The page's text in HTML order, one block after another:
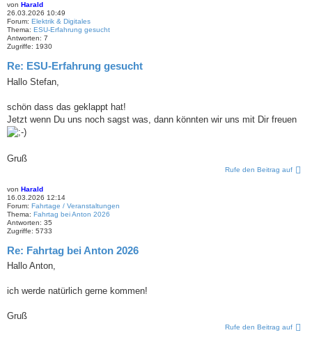
von Harald
26.03.2026 10:49
Forum: Elektrik & Digitales
Thema: ESU-Erfahrung gesucht
Antworten: 7
Zugriffe: 1930
Re: ESU-Erfahrung gesucht
Hallo Stefan,
schön dass das geklappt hat!
Jetzt wenn Du uns noch sagst was, dann könnten wir uns mit Dir freuen
Gruß
Rufe den Beitrag auf
von Harald
16.03.2026 12:14
Forum: Fahrtage / Veranstaltungen
Thema: Fahrtag bei Anton 2026
Antworten: 35
Zugriffe: 5733
Re: Fahrtag bei Anton 2026
Hallo Anton,
ich werde natürlich gerne kommen!
Gruß
Rufe den Beitrag auf